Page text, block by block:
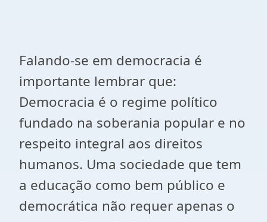
Falando-se em democracia é
importante lembrar que:
Democracia é o regime político
fundado na soberania popular e no
respeito integral aos direitos
humanos. Uma sociedade que tem
a educação como bem público e
democrática não requer apenas o